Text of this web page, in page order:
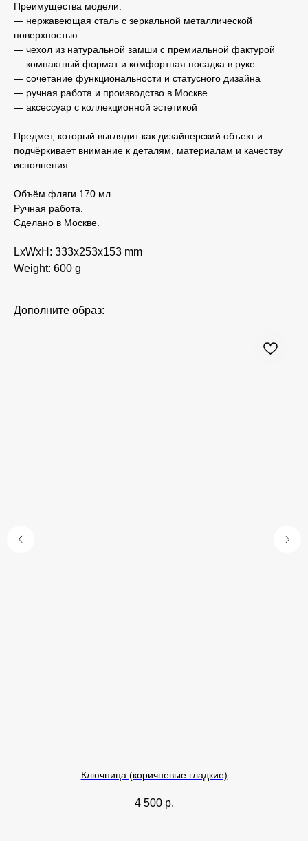
Преимущества модели:
— нержавеющая сталь с зеркальной металлической
поверхностью
— чехол из натуральной замши с премиальной фактурой
— компактный формат и комфортная посадка в руке
— сочетание функциональности и статусного дизайна
— ручная работа и производство в Москве
— аксессуар с коллекционной эстетикой
Предмет, который выглядит как дизайнерский объект и
подчёркивает внимание к деталям, материалам и качеству
исполнения.
Объём фляги 170 мл.
Ручная работа.
Сделано в Москве.
LxWxH: 333x253x153 mm
Weight: 600 g
Дополните образ:
Ключница (коричневые гладкие)
4 500 р.